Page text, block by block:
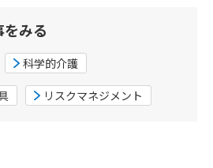
みる
科学的介護
リスクマネジメント